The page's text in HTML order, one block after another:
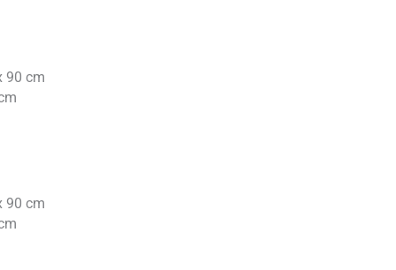
90 cm
90 cm